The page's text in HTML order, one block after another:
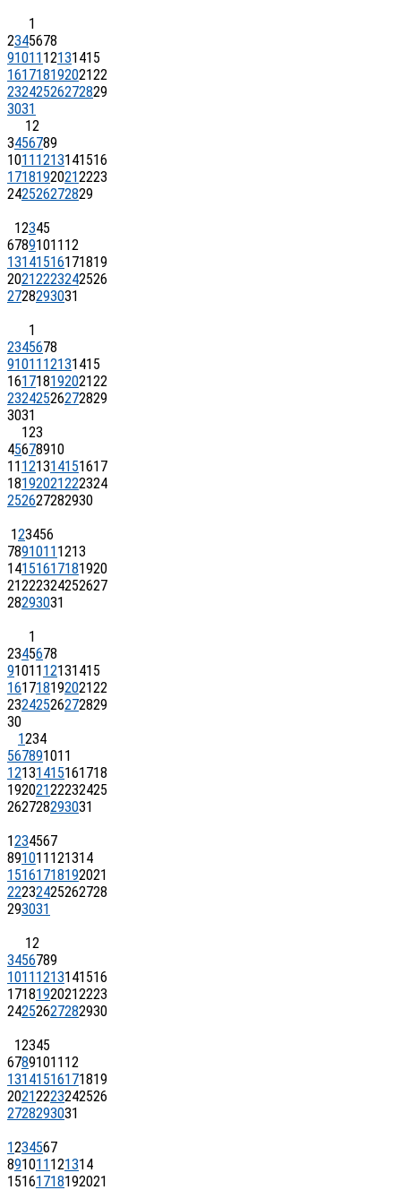
1
2345678
91011 12131415
16171819202122
23242526272829
3031
12
3456789
1011 1213141516
17181920212223
242526272829
12345
67891011 12
13141516171819
20212223242526
2728293031
1
2345678
91011 12131415
16171819202122
23242526272829
3031
123
45678910
11 121314151617
18192021222324
252627282930
123456
7891011 1213
14151617181920
21222324252627
28293031
1
2345678
91011 12131415
16171819202122
23242526272829
30
1234
567891011
12131415161718
19202122232425
262728293031
1234567
891011 121314
15161718192021
22232425262728
293031
12
3456789
1011 1213141516
17181920212223
24252627282930
12345
67891011 12
13141516171819
20212223242526
2728293031
1234567
891011 121314
15161718192021